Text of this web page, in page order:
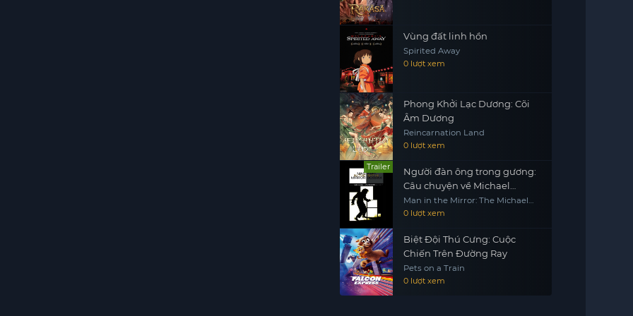
Vùng đất linh hồn
Spirited Away
0 lượt xem
Phong Khởi Lạc Dương: Cõi
Âm Dương
Reincarnation Land
0 lượt xem
Trailer
Người đàn ông trong gương:
Câu chuyện về Michael
Jackson
Man in the Mirror: The Michael
Jackson Story
0 lượt xem
Biệt Đội Thú Cưng: Cuộc
Chiến Trên Đường Ray
Pets on a Train
0 lượt xem